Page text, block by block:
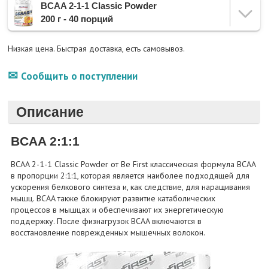
BCAA 2-1-1 Classic Powder
200 г - 40 порций
Низкая цена. Быстрая доставка, есть самовывоз.
Сообщить о поступлении
Описание
BCAA 2:1:1
BCAA 2-1-1 Classic Powder от Be First классическая формула BCAA
в пропорции 2:1:1, которая является наиболее подходящей для
ускорения белкового синтеза и, как следствие, для наращивания
мышц. BCAA также блокируют развитие катаболических
процессов в мышцах и обеспечивают их энергетическую
поддержку. После физнагрузок BCAA включаются в
восстановление поврежденных мышечных волокон.